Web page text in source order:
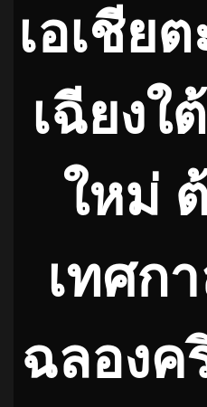
เอเชีย
เฉียงใ
ใหม่
เทศก
ฉลองค